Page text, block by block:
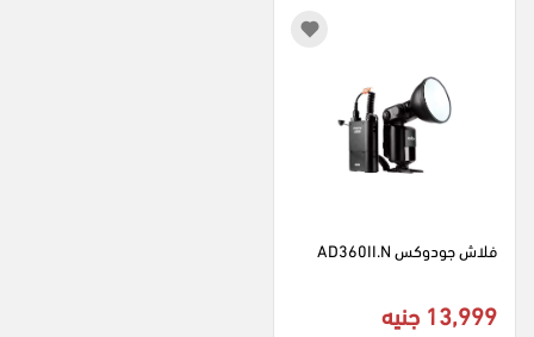
فلاش جودوكس AD360II.N
13,999 جنيه